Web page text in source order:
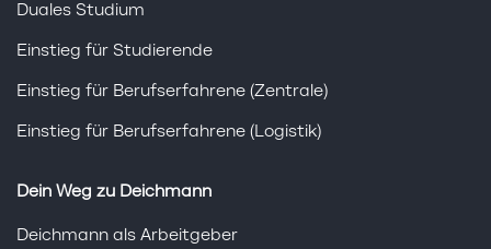
Duales Studium
Einstieg für Studierende
Einstieg für Berufserfahrene (Zentrale)
Einstieg für Berufserfahrene (Logistik)
Dein Weg zu Deichmann
Deichmann als Arbeitgeber